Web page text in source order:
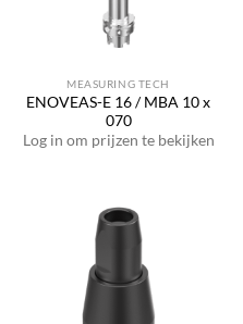
MEASURING TECH
ENOVEAS-E 16 / MBA 10 x
070
Log in om prijzen te bekijken